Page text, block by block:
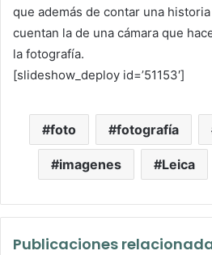
que además de contar una
cuentan la de una cámara que
la fotografía.
[slideshow_deploy id=’51153′]
foto fotografía
imagenes Leica
Publicaciones